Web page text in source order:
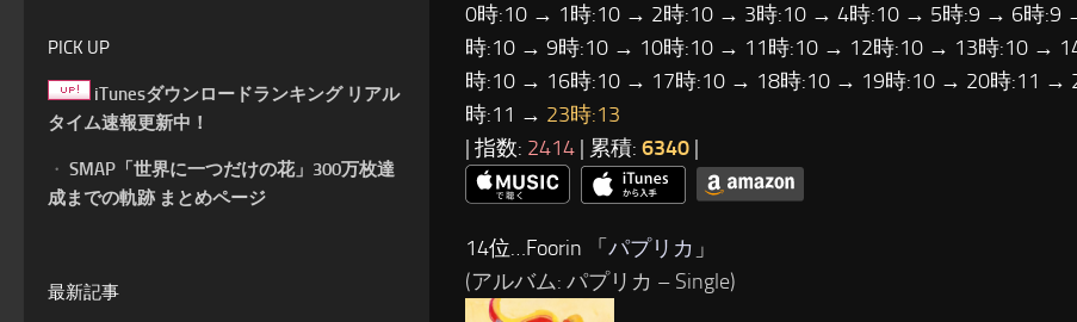
0時:10 → 1時:10 → 2時:10 → 3時:10 → 4時:10 → 5時:9 → 6時:9
時:10 → 9時:10 → 10時:10 → 11時:10 → 12時:10 → 13時:10 →
時:10 → 16時:10 → 17時:10 → 18時:10 → 19時:10 → 20時:11 →
時:11 → 23時:13
| 指数: 2414 | 累積: 6340 |
14位…Foorin 「パプリカ 」
(アルバム: パプリカ – Single)
PICK UP
iTunesダウンロードランキング リアル
タイム速報更新中！
・ SMAP「世界に一つだけの花」300万枚達
成までの軌跡 まとめページ
最新記事